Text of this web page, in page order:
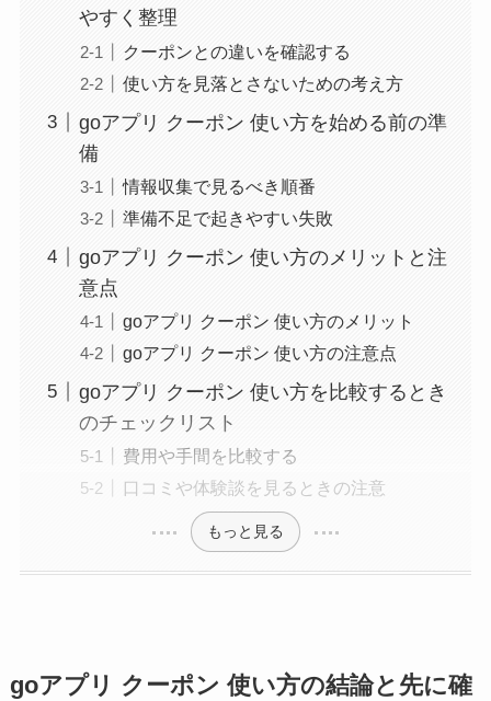
やすく整理
クーポンとの違いを確認する
使い方を見落とさないための考え方
goアプリ クーポン 使い方を始める前の準
備
情報収集で見るべき順番
準備不足で起きやすい失敗
goアプリ クーポン 使い方のメリットと注
意点
goアプリ クーポン 使い方のメリット
goアプリ クーポン 使い方の注意点
goアプリ クーポン 使い方を比較するとき
のチェックリスト
費用や手間を比較する
口コミや体験談を見るときの注意
もっと見る
goアプリ クーポン 使い方の結論と先に確